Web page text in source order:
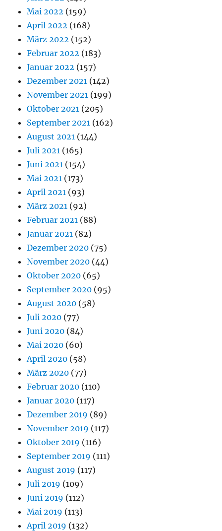
Mai 2022 (159)
April 2022 (168)
März 2022 (152)
Februar 2022 (183)
Januar 2022 (157)
Dezember 2021 (142)
November 2021 (199)
Oktober 2021 (205)
September 2021 (162)
August 2021 (144)
Juli 2021 (165)
Juni 2021 (154)
Mai 2021 (173)
April 2021 (93)
März 2021 (92)
Februar 2021 (88)
Januar 2021 (82)
Dezember 2020 (75)
November 2020 (44)
Oktober 2020 (65)
September 2020 (95)
August 2020 (58)
Juli 2020 (77)
Juni 2020 (84)
Mai 2020 (60)
April 2020 (58)
März 2020 (77)
Februar 2020 (110)
Januar 2020 (117)
Dezember 2019 (89)
November 2019 (117)
Oktober 2019 (116)
September 2019 (111)
August 2019 (117)
Juli 2019 (109)
Juni 2019 (112)
Mai 2019 (113)
April 2019 (132)